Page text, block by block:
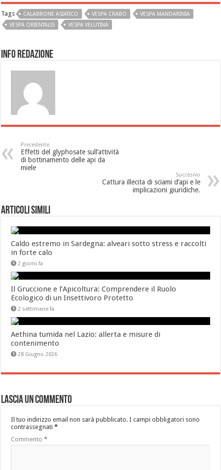
Tags CALABRONE ASIATICO VESPA CRABO
VESPA MANDARINIA
VESPA ORIENTALIS
VESPA VELUTINA
Info Redazione
Precedente
Effetti del glyphosate sull’attività
di bottinamento delle api da
miele
Succesivo
Cattura illecita di sciami d’api e le
implicazioni giuridiche.
Articoli Simili
Caldo estremo in Sardegna: alveari sotto stress e raccolti
in forte calo
2 giorni fa
Il Gruccione e l’Apicoltura: Comprendere il Ruolo
Ecologico di un Insettivoro Protetto
2 settimane fa
Aethina tumida nel Lazio: allerta e misure di
contenimento
28 Giugno 2026
Lascia un commento
Il tuo indirizzo email non sarà pubblicato. I campi obbligatori sono
contrassegnati*
Commento*